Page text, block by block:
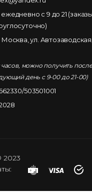
ежедневно с 9 до 21
Москва, ул.
часов, можно получить
день с 9-00 до 21-00)
503501001
2023